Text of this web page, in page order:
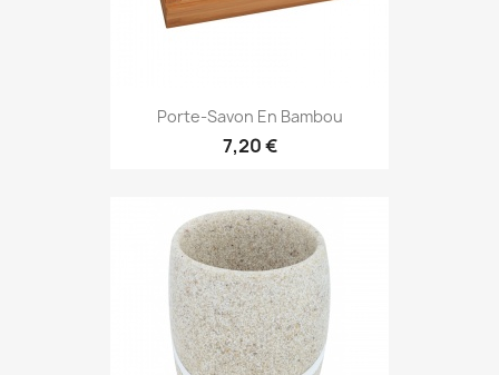
Porte-Savon En Bambou
7,20 €